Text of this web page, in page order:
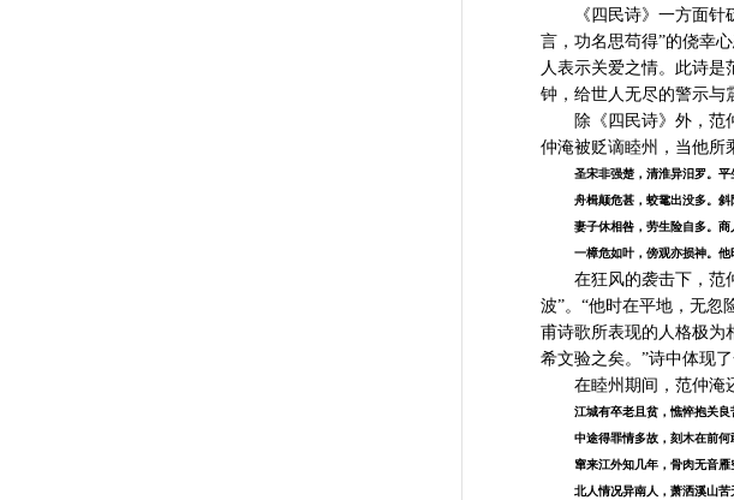
《四民诗》一方面
言，功名思苟得”的侥幸
人表示关爱之情。此诗
钟，给世人无尽的警示与
除《四民诗》外，范
仲淹被贬谪睦州，当他所
圣宋非强楚，清淮异汨罗。平
舟楫颠危甚，蛟鼋出没多。斜
妻子休相咎，劳生险自多。商
一樟危如叶，傍观亦损神。他
在狂风的袭击下，范
波”。“他时在平地，无忽
甫诗歌所表现的人格极为
希文验之矣。”诗中体现
在睦州期间，范仲淹
江城有卒老且贫，憔悴抱关良
中途得罪情多故，刻木在前
窜来江外知几年，骨肉无音雁
北人情况异南人，萧洒溪山苦